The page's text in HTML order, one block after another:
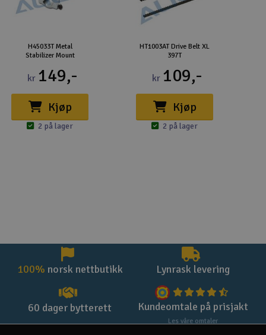
H45033T Metal
Stabilizer Mount
kr 149,-
Kjøp
2 på lager
HT1003AT Drive Belt XL
397T
kr 109,-
Kjøp
2 på lager
100% norsk nettbutikk Lynrask levering
60 dager bytterett Kundeomtale på prisjakt
Les våre omtaler